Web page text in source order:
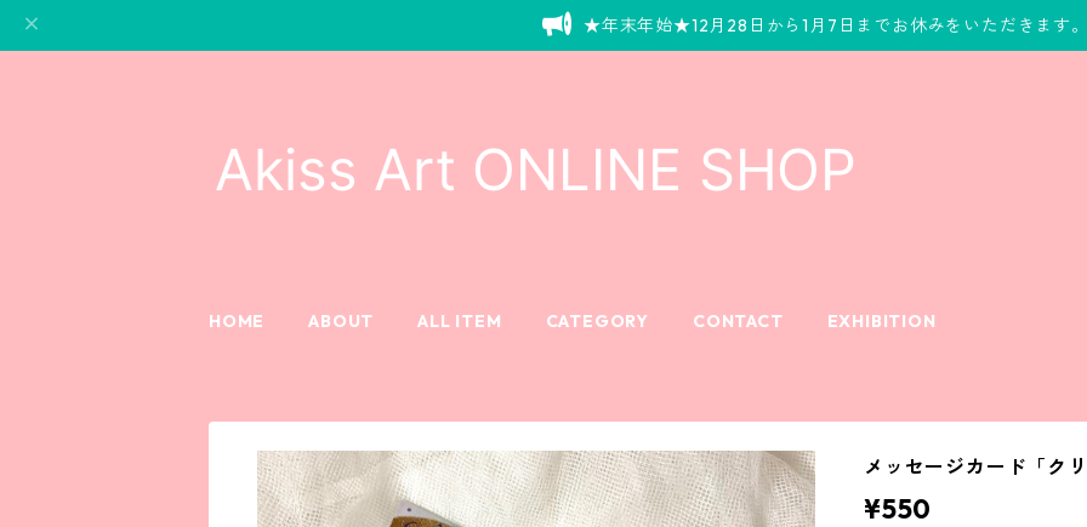
★年末年始★12月28日から1月7日までお休みをいただきます
HOME ABOUT ALL ITEM CATEGORY CONTACT EXHIBITION
メッセージカード「ク
¥550